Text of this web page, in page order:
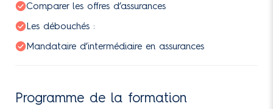
Comparer les offres d’assurances
Les débouchés :
Mandataire d’intermédiaire en assurances
Programme de la formation